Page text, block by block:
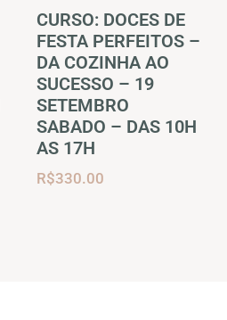
CURSO: DOCES DE
FESTA PERFEITOS –
DA COZINHA AO
SUCESSO – 19
SETEMBRO
SABADO – DAS 10H
AS 17H
R$330.00